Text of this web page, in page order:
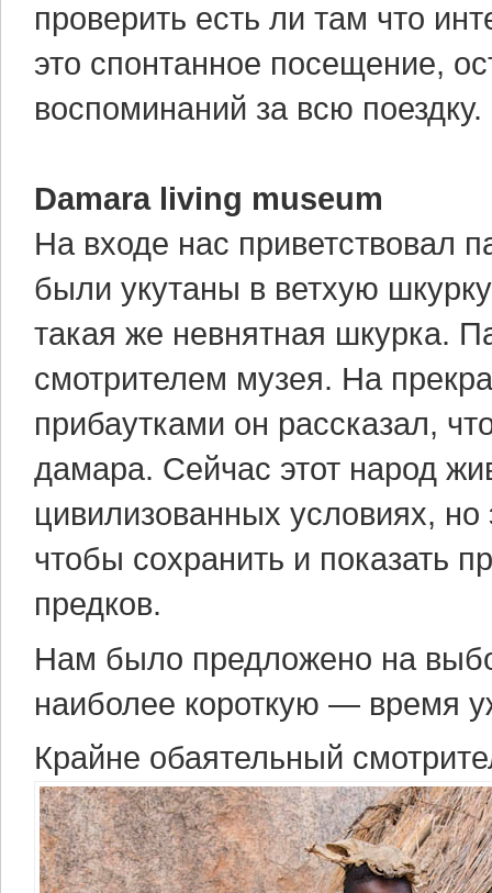
проверить есть ли там что
это спонтанное посещение,
воспоминаний за всю поездку.
Damara living museum
На входе нас приветствовал
были укутаны в ветхую
такая же невнятная шкурка.
смотрителем музея. На
прибаутками он рассказал,
дамара. Сейчас этот народ
цивилизованных условиях,
чтобы сохранить и показать
предков.
Нам было предложено на
наиболее короткую — время
Крайне обаятельный